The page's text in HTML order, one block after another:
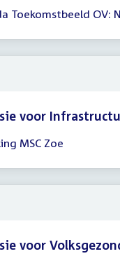
Toekomstbeeld OV:
voor
MSC Zoe
voor